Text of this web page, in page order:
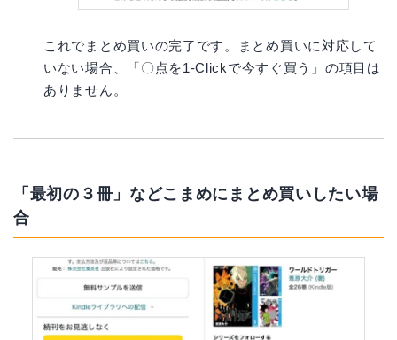
これでまとめ買いの完了です。まとめ買いに対応して
いない場合、「〇点を1-Clickで今すぐ買う」の項目は
ありません。
「最初の３冊」などこまめにまとめ買いしたい場
合